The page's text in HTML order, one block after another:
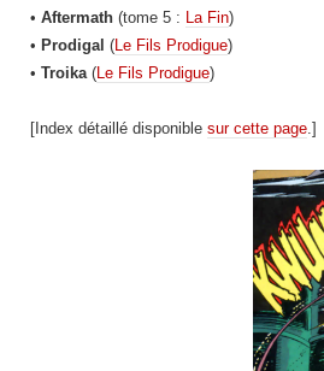
• Aftermath (tome 5 : La Fin)
• Prodigal (Le Fils Prodigue)
• Troika (Le Fils Prodigue)
[Index détaillé disponible sur cette page .]